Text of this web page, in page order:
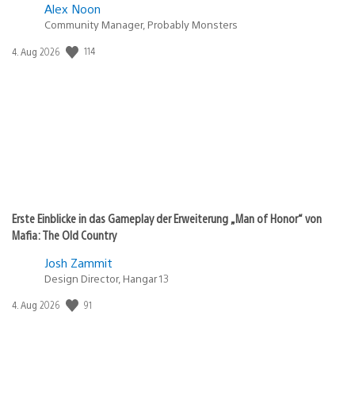
Alex Noon
Community Manager, Probably Monsters
Veröffentlichungsdatum:
4. Aug 2026 114
Erste Einblicke in das Gameplay der Erweiterung „Man of Honor“ von
Mafia: The Old Country
Josh Zammit
Design Director, Hangar 13
Veröffentlichungsdatum:
4. Aug 2026 91